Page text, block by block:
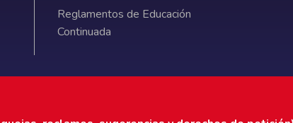
Reglamentos de Educación
Continuada